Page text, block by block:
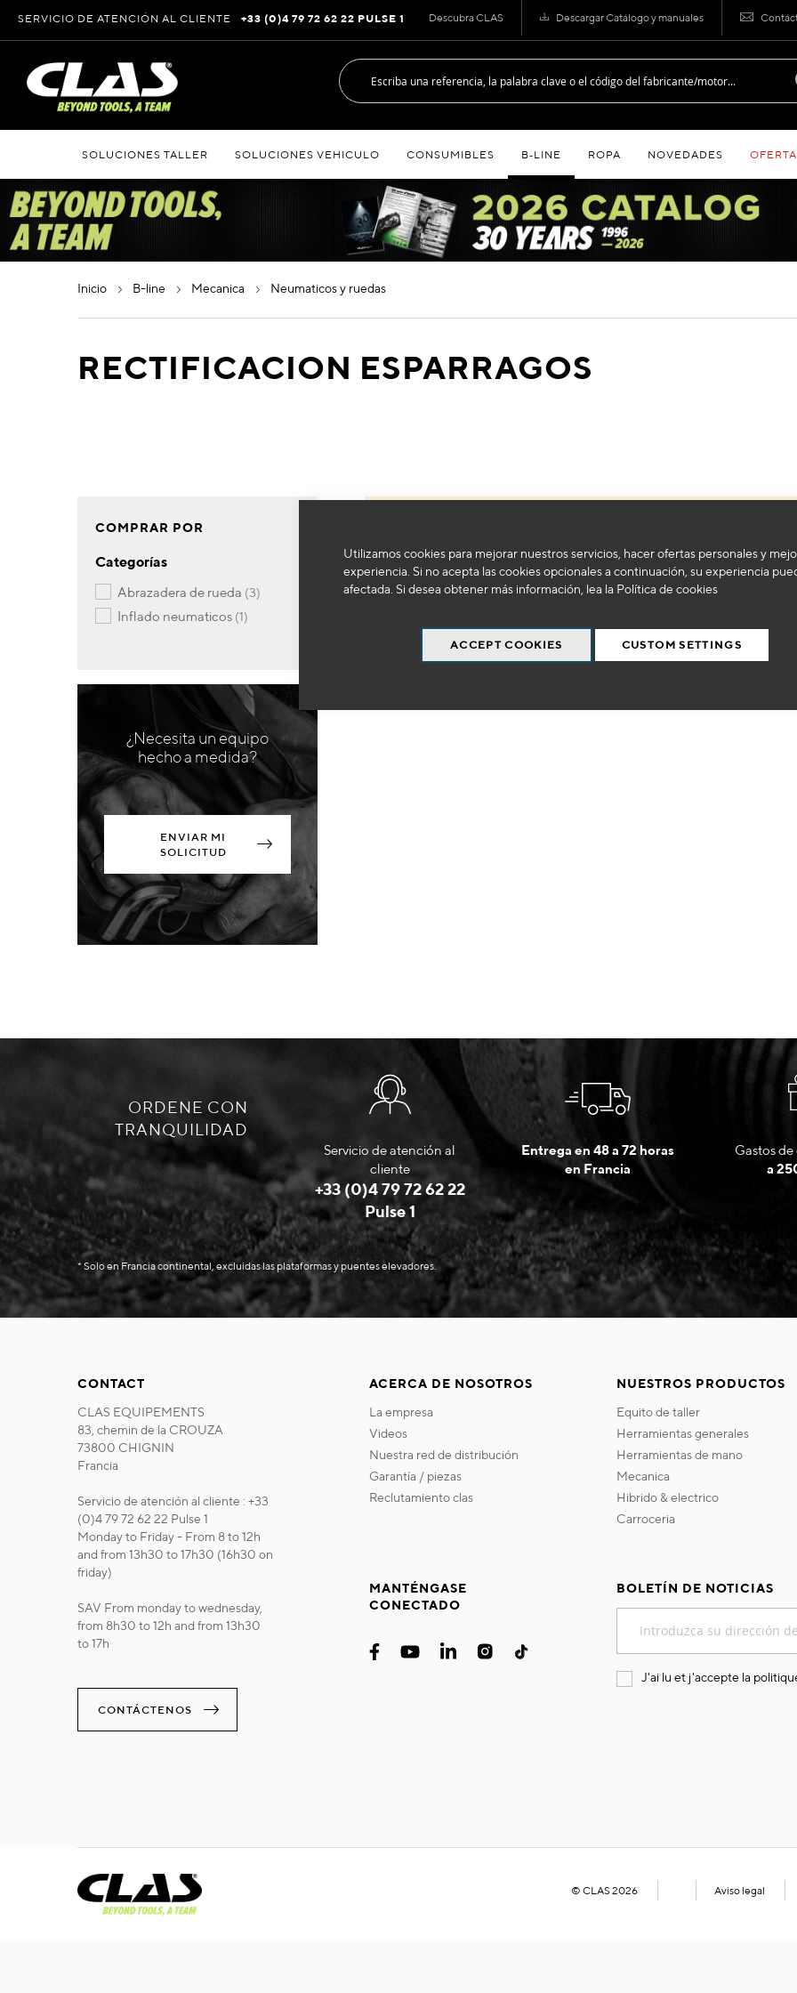
Utilizamos cookies para mejorar nuestros servicios, hacer ofertas personales y
experiencia. Si no acepta las cookies opcionales a continuación, su experiencia
afectada. Si desea obtener más información, lea la Política de cookies
ACCEPT COOKIES CUSTOM SETTINGS
Descubra CLAS Descargar Catálogo y manuales
al
contenido
SERVICIO DE ATENCIÓN AL CLIENTE +33 (0)4 79 72 62 22 PULSE 1
SOLUCIONES TALLER SOLUCIONES VEHICULO CONSUMIBLES B‑LINE ROPA NOVEDADES
inicio b-line mecanica neumaticos y ruedas
RECTIFICACION ESPARRAGOS
COMPRAR POR
Categorías
abrazadera de rueda 3artículos
inflado neumaticos 1artículo
¿Necesita un equipo
hecho a medida?
ENVIAR MI
SOLICITUD
ORDENE CON
TRANQUILIDAD
Servicio de atención al
cliente
+33 (0)4 79 72 62 22
Pulse 1
Entrega en 48 a 72 horas
en Francia
Gastos
a
* Solo en Francia continental, excluidas las plataformas y puentes elevadores.
CONTACT
CLAS EQUIPEMENTS
83, chemin de la CROUZA
73800 CHIGNIN
Francia
Servicio de atención al cliente : +33
(0)4 79 72 62 22 Pulse 1
Monday to Friday - From 8 to 12h
and from 13h30 to 17h30 (16h30 on
friday)
SAV From monday to wednesday,
from 8h30 to 12h and from 13h30
to 17h
CONTÁCTENOS
ACERCA DE NOSOTROS
la empresa
videos
nuestra red de distribución
garantía / piezas
reclutamiento clas
NUESTROS PRODUCTOS
equito de taller
herramientas generales
herramientas de mano
mecanica
hibrido & electrico
carroceria
MANTÉNGASE
CONECTADO
BOLETÍN DE NOTICIAS
nuestro
boletín
de
J'ai lu et j'accepte la
© CLAS 2026 Aviso legal